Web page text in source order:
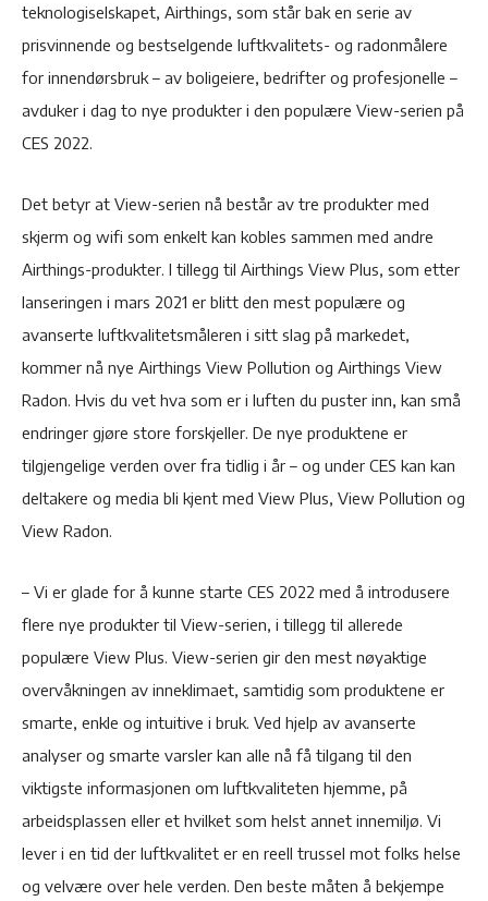
teknologiselskapet, Airthings, som står bak en serie av
prisvinnende og bestselgende luftkvalitets- og radonmålere
for innendørsbruk – av boligeiere, bedrifter og profesjonelle –
avduker i dag to nye produkter i den populære View-serien på
CES 2022.
Det betyr at View-serien nå består av tre produkter med
skjerm og wifi som enkelt kan kobles sammen med andre
Airthings-produkter. I tillegg til Airthings View Plus, som etter
lanseringen i mars 2021 er blitt den mest populære og
avanserte luftkvalitetsmåleren i sitt slag på markedet,
kommer nå nye Airthings View Pollution og Airthings View
Radon. Hvis du vet hva som er i luften du puster inn, kan små
endringer gjøre store forskjeller. De nye produktene er
tilgjengelige verden over fra tidlig i år – og under CES kan kan
deltakere og media bli kjent med View Plus, View Pollution og
View Radon.
– Vi er glade for å kunne starte CES 2022 med å introdusere
flere nye produkter til View-serien, i tillegg til allerede
populære View Plus. View-serien gir den mest nøyaktige
overvåkningen av inneklimaet, samtidig som produktene er
smarte, enkle og intuitive i bruk. Ved hjelp av avanserte
analyser og smarte varsler kan alle nå få tilgang til den
viktigste informasjonen om luftkvaliteten hjemme, på
arbeidsplassen eller et hvilket som helst annet innemiljø. Vi
lever i en tid der luftkvalitet er en reell trussel mot folks helse
og velvære over hele verden. Den beste måten å bekjempe